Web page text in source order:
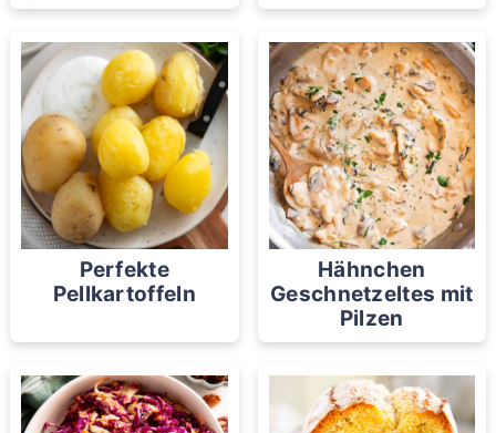
Perfekte
Pellkartoffeln
Hähnchen
Geschnetzeltes mit
Pilzen